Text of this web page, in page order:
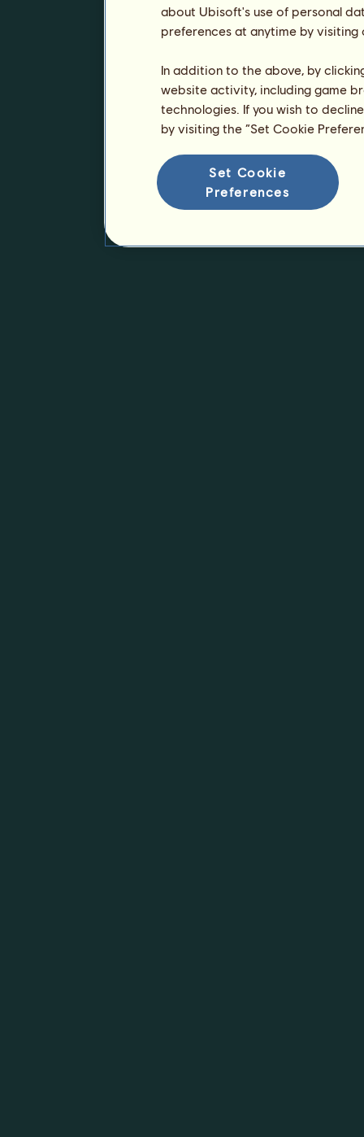
about Ubisoft's use of personal
preferences at anytime by
In addition to the above, by
website activity, including game
technologies. If you wish to
by visiting the “Set Cookie
Set Cookie
Preferences